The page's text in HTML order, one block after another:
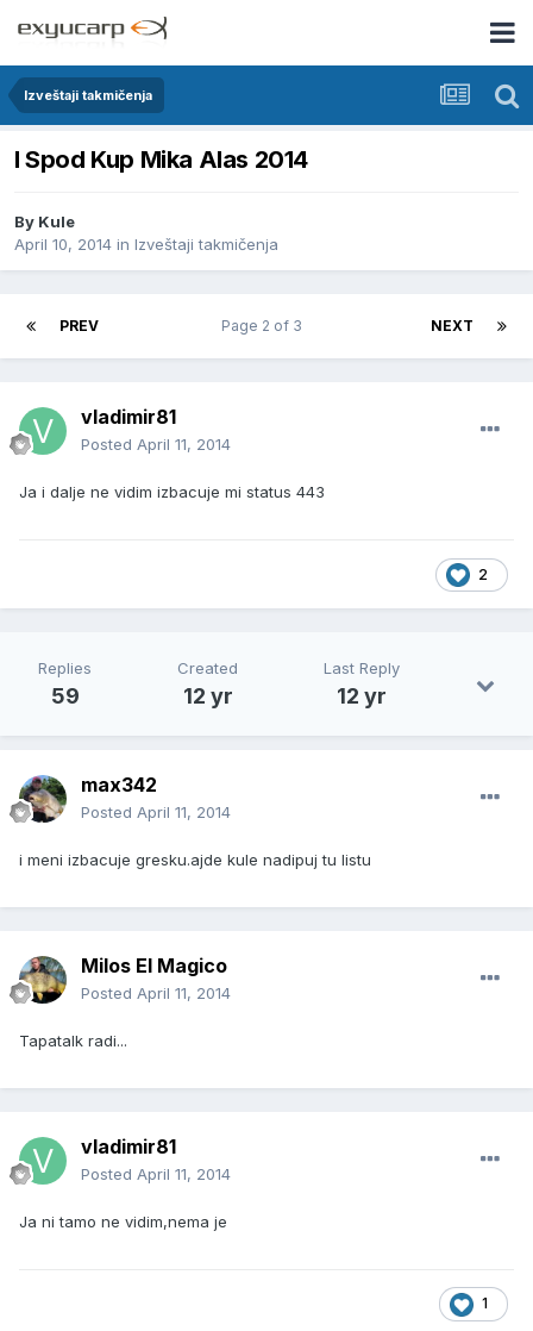
Izveštaji takmičenja
I Spod Kup Mika Alas 2014
By Kule
April 10, 2014 in Izveštaji takmičenja
PREV NEXT
Page 2 of 3
vladimir81
Posted April 11, 2014
Ja i dalje ne vidim izbacuje mi status 443
2
Replies
59
Created
12 yr
Last Reply
12 yr
max342
Posted April 11, 2014
i meni izbacuje gresku.ajde kule nadipuj tu listu
Milos El Magico
Posted April 11, 2014
Tapatalk radi...
vladimir81
Posted April 11, 2014
Ja ni tamo ne vidim,nema je
1